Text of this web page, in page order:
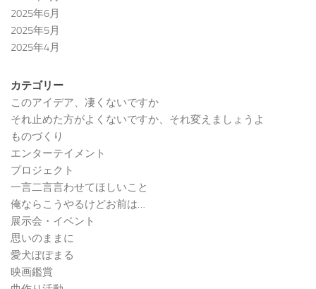
2025年6月
2025年5月
2025年4月
カテゴリー
このアイデア、凄くないですか
それ止めた方がよくないですか、それ変えましょうよ
ものづくり
エンターテイメント
プロジェクト
一言二言言わせてほしいこと
俺ならこうやるけどお前は…
展示会・イベント
思いのままに
愛犬ぽぽまる
映画鑑賞